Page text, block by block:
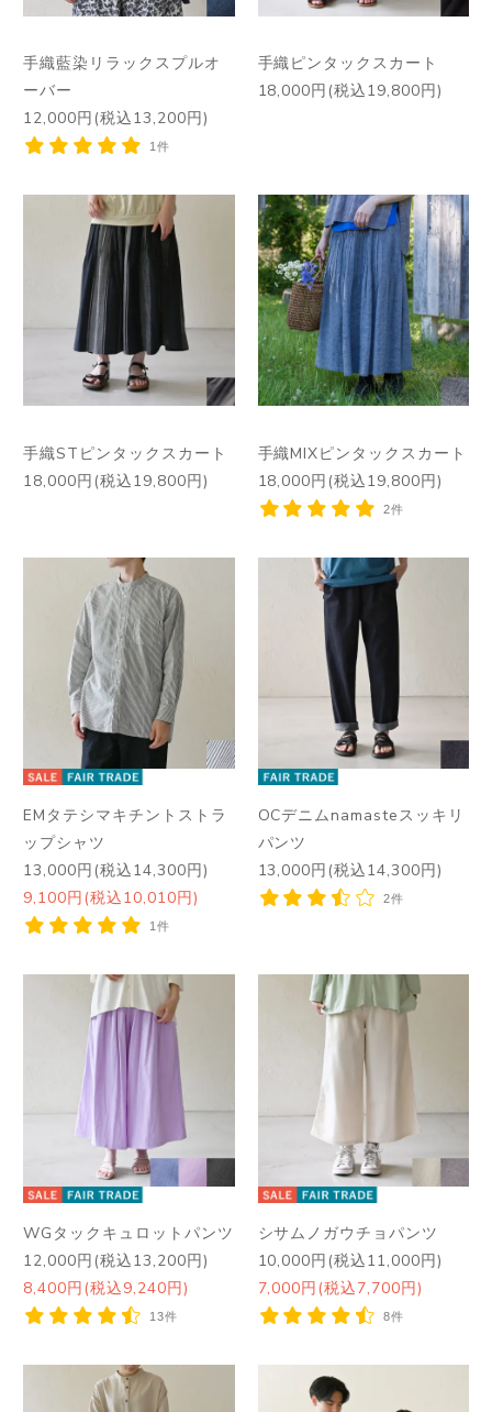
手織藍染リラックスプルオ
ーバー
12,000円(税込13,200円)
1件
手織ピンタックスカート
18,000円(税込19,800円)
手織STピンタックスカート
18,000円(税込19,800円)
手織MIXピンタックスカート
18,000円(税込19,800円)
2件
EMタテシマキチントストラ
ップシャツ
13,000円(税込14,300円)
9,100円(税込10,010円)
1件
OCデニムnamasteスッキリ
パンツ
13,000円(税込14,300円)
2件
WGタックキュロットパンツ
12,000円(税込13,200円)
8,400円(税込9,240円)
13件
シサムノガウチョパンツ
10,000円(税込11,000円)
7,000円(税込7,700円)
8件